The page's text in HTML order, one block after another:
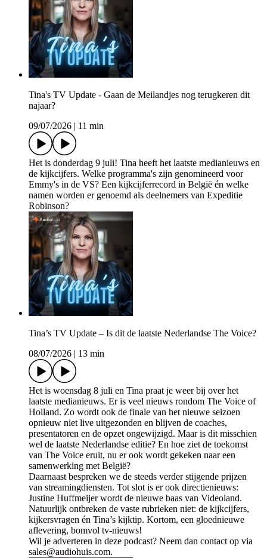
Tina's TV Update - Gaan de Meilandjes nog terugkeren dit
najaar?
09/07/2026
11 min
Het is donderdag 9 juli! Tina heeft het laatste medianieuws en
de kijkcijfers. Welke programma's zijn genomineerd voor
Emmy's in de VS? Een kijkcijferrecord in België én welke
namen worden er genoemd als deelnemers van Expeditie
Robinson?
Tina’s TV Update – Is dit de laatste Nederlandse The Voice?
08/07/2026
13 min
Het is woensdag 8 juli en Tina praat je weer bij over het
laatste medianieuws. Er is veel nieuws rondom The Voice of
Holland. Zo wordt ook de finale van het nieuwe seizoen
opnieuw niet live uitgezonden en blijven de coaches,
presentatoren en de opzet ongewijzigd. Maar is dit misschien
wel de laatste Nederlandse editie? En hoe ziet de toekomst
van The Voice eruit, nu er ook wordt gekeken naar een
samenwerking met België?
Daarnaast bespreken we de steeds verder stijgende prijzen
van streamingdiensten. Tot slot is er ook directienieuws:
Justine Huffmeijer wordt de nieuwe baas van Videoland.
Natuurlijk ontbreken de vaste rubrieken niet: de kijkcijfers,
kijkersvragen én Tina’s kijktip. Kortom, een gloednieuwe
aflevering, bomvol tv-nieuws!
Wil je adverteren in deze podcast? Neem dan contact op via
sales@audiohuis.com.